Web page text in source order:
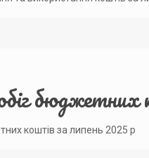
коштів за липень 2025 р